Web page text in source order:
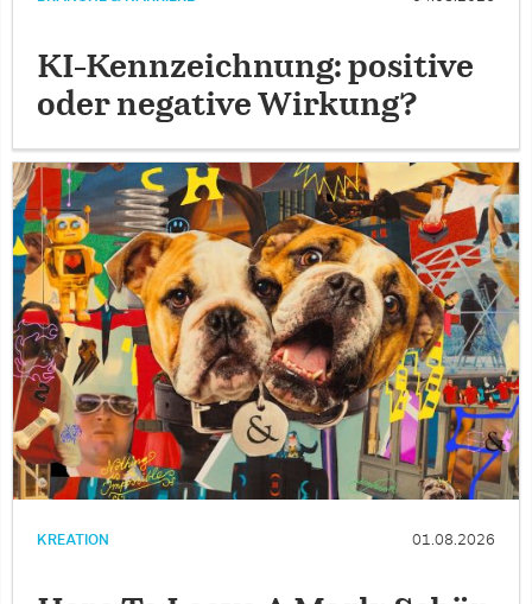
KI-Kennzeichnung: positive
oder negative Wirkung?
KREATION 01.08.2026